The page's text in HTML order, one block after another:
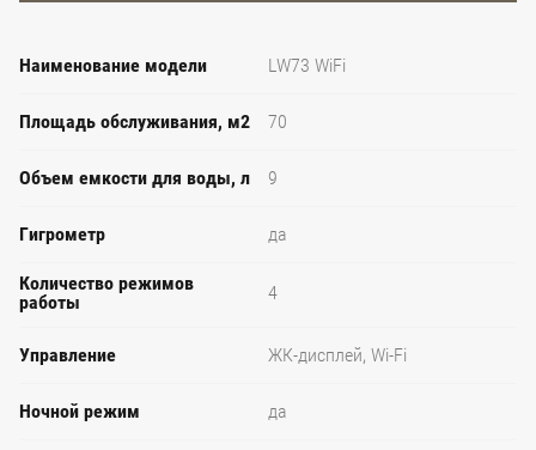
Наименование модели LW73 WiFi
Площадь обслуживания, м2 70
Объем емкости для воды, л 9
Гигрометр да
Количество режимов
работы
4
Управление ЖК-дисплей, Wi-Fi
Ночной режим да